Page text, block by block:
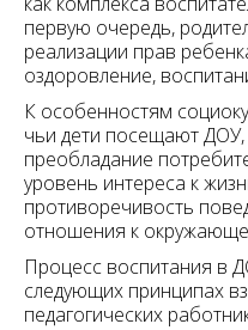
первую очередь,
реализации прав
оздоровление,
К особенностям
чьи дети посещают
преобладание
уровень интереса к
противоречивость
отношения к
Процесс воспитания в
следующих принципах
педагогических